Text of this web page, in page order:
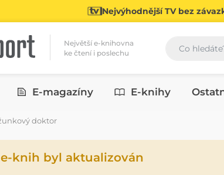
Nejvýhodnější TV bez
Největší e-knihovna
ke čtení i poslechu
E-magazíny E-knihy
doktor
knih byl aktualizován